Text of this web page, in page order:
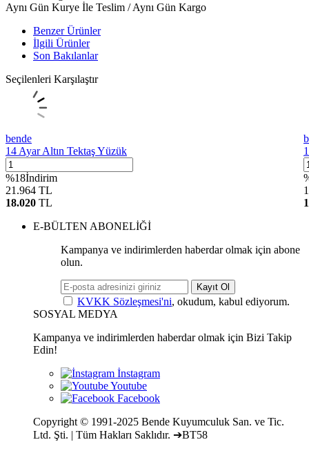
Aynı Gün Kurye İle Teslim / Aynı Gün Kargo
Benzer Ürünler
İlgili Ürünler
Son Bakılanlar
Seçilenleri Karşılaştır
bende
14 Ayar Altın Tektaş Yüzük
%18İndirim
21.964 TL
18.020 TL
E-BÜLTEN ABONELİĞİ
Kampanya ve indirimlerden haberdar olmak için abone
olun.
Kayıt Ol
KVKK Sözleşmesi'ni, okudum, kabul ediyorum.
SOSYAL MEDYA
Kampanya ve indirimlerden haberdar olmak için Bizi Takip
Edin!
Copyright © 1991-2025 Bende Kuyumculuk San. ve Tic.
Ltd. Şti. | Tüm Hakları Saklıdır. ➔BT58